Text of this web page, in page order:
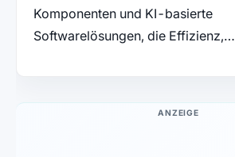
Komponenten und KI-basierte
Softwarelösungen, die Effizienz,…
ANZEIGE